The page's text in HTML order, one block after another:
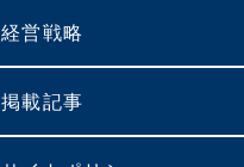
経営戦略
掲載記事